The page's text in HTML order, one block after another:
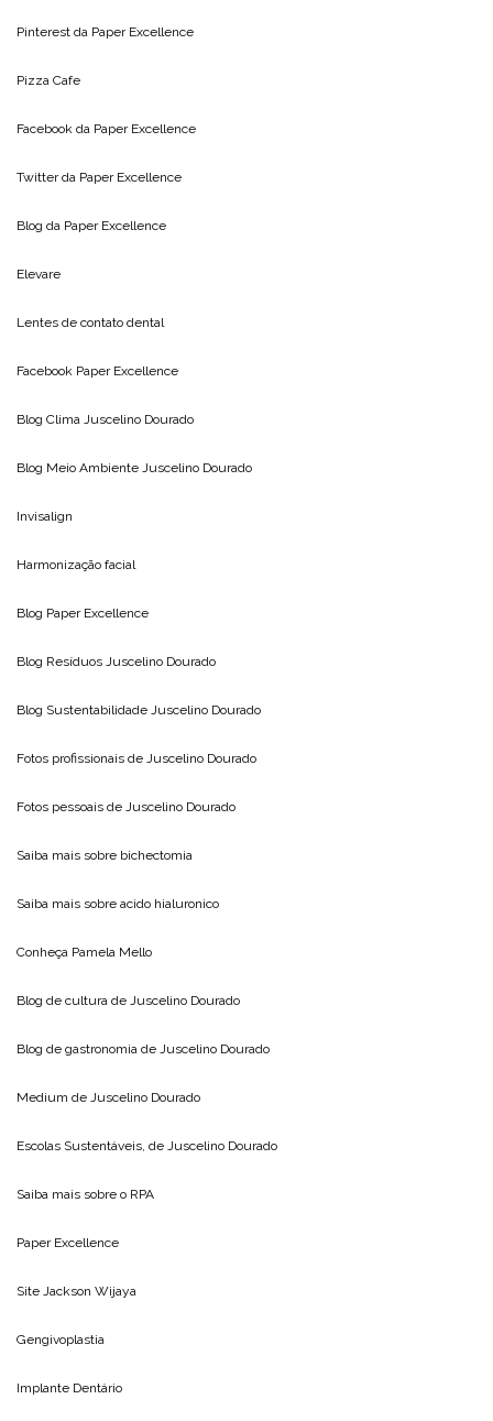
Pinterest da Paper Excellence
Pizza Cafe
Facebook da Paper Excellence
Twitter da Paper Excellence
Blog da Paper Excellence
Elevare
Lentes de contato dental
Facebook Paper Excellence
Blog Clima Juscelino Dourado
Blog Meio Ambiente Juscelino Dourado
Invisalign
Harmonização facial
Blog Paper Excellence
Blog Resíduos Juscelino Dourado
Blog Sustentabilidade Juscelino Dourado
Fotos profissionais de Juscelino Dourado
Fotos pessoais de Juscelino Dourado
Saiba mais sobre bichectomia
Saiba mais sobre acido hialuronico
Conheça Pamela Mello
Blog de cultura de Juscelino Dourado
Blog de gastronomia de Juscelino Dourado
Medium de Juscelino Dourado
Escolas Sustentáveis, de Juscelino Dourado
Saiba mais sobre o RPA
Paper Excellence
Site Jackson Wijaya
Gengivoplastia
Implante Dentário